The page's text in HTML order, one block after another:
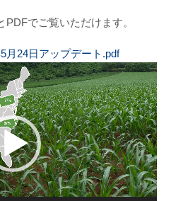
でご覧いただけます。
月24日アップデート.pdf